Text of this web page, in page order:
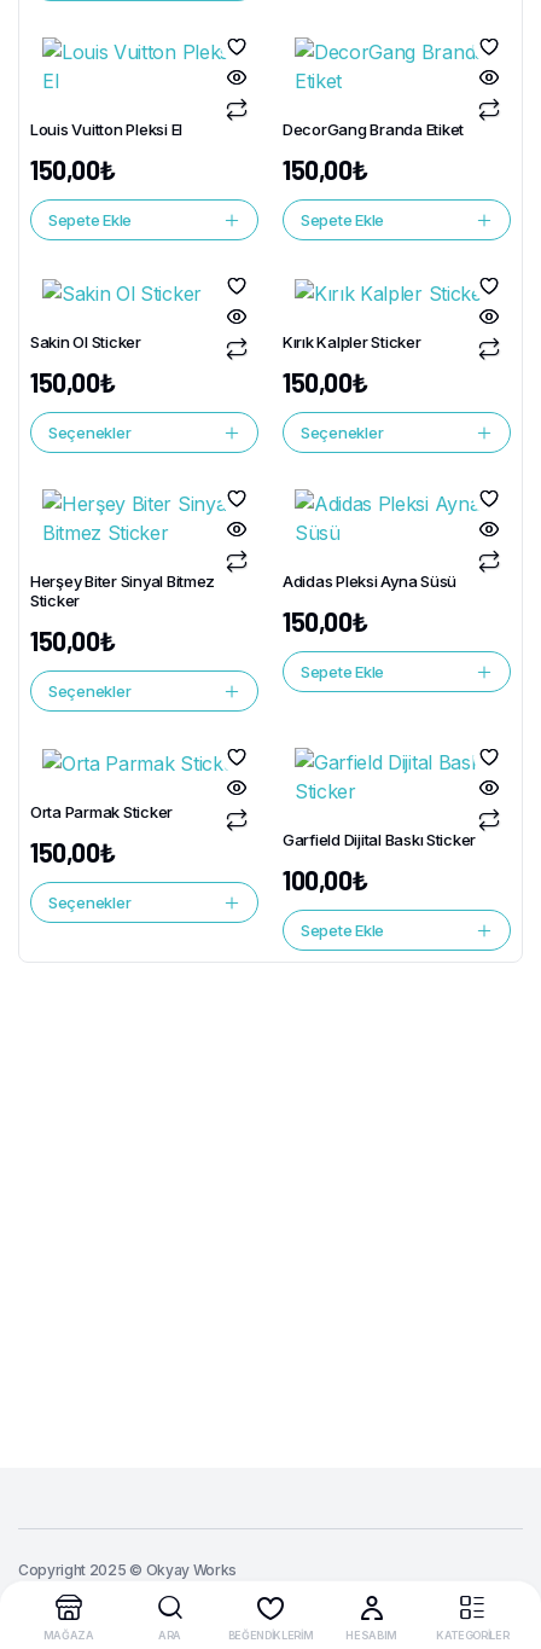
Louis Vuitton Pleksi El
150,00₺
Sepete Ekle
DecorGang Branda Etiket
150,00₺
Sepete Ekle
Sakin Ol Sticker
150,00₺
Seçenekler
Kırık Kalpler Sticker
150,00₺
Seçenekler
Herşey Biter Sinyal Bitmez
Sticker
150,00₺
Seçenekler
Adidas Pleksi Ayna Süsü
150,00₺
Sepete Ekle
Orta Parmak Sticker
150,00₺
Seçenekler
Garfield Dijital Baskı Sticker
100,00₺
Sepete Ekle
Copyright 2025 © Okyay Works
MAĞAZA ARA BEĞENDİKLERİM HESABIM KATEGORİLER